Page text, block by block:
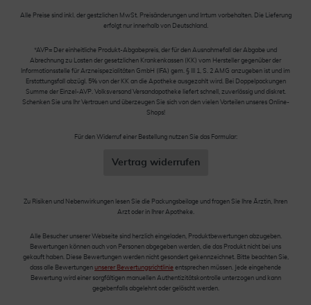
Alle Preise sind inkl. der gestzlichen MwSt. Preisänderungen und Irrtum vorbehalten. Die Lieferung
erfolgt nur innerhalb von Deutschland.
*AVP= Der einheitliche Produkt-Abgabepreis, der für den Ausnahmefall der Abgabe und
Abrechnung zu Lasten der gesetzlichen Krankenkassen (KK) vom Hersteller gegenüber der
Informationsstelle für Arzneispezialitäten GmbH (IFA) gem. § III 1, S. 2 AMG anzugeben ist und im
Erstattungsfall abzügl. 5% von der KK an die Apotheke ausgezahlt wird. Bei Doppelpackungen
Summe der Einzel-AVP. Volksversand Versandapotheke liefert schnell, zuverlässig und diskret.
Schenken Sie uns Ihr Vertrauen und überzeugen Sie sich von den vielen Vorteilen unseres Online-
Shops!
Für den Widerruf einer Bestellung nutzen Sie das Formular:
Vertrag widerrufen
Zu Risiken und Nebenwirkungen lesen Sie die Packungsbeilage und fragen Sie Ihre Ärztin, Ihren
Arzt oder in Ihrer Apotheke.
Alle Besucher unserer Webseite sind herzlich eingeladen, Produktbewertungen abzugeben.
Bewertungen können auch von Personen abgegeben werden, die das Produkt nicht bei uns
gekauft haben. Diese Bewertungen werden nicht gesondert gekennzeichnet. Bitte beachten Sie,
dass alle Bewertungen unserer Bewertungsrichtlinie entsprechen müssen. Jede eingehende
Bewertung wird einer sorgfältigen manuellen Authentizitätskontrolle unterzogen und kann
gegebenfalls abgelehnt oder gelöscht werden.